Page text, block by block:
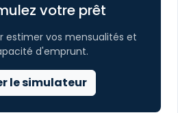
votre prêt
estimer vos mensualités et
d'emprunt.
le simulateur